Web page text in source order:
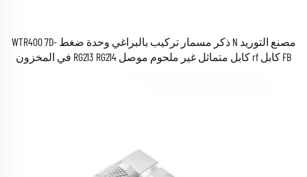
مصنع التوريد N ذكر مسمار تركيب بالبراغي وحدة ضغط WTR400 7D-
FB كابل rf كابل متماثل غير ملحوم موصل RG213 RG214 في المخزون